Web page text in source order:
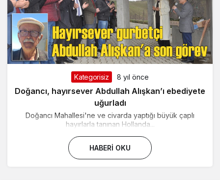
Kategorisiz 8 yıl önce
Doğancı, hayırsever Abdullah Alışkan’ı ebediyete
uğurladı
Doğancı Mahallesi'ne ve civarda yaptığı büyük çaplı
hayırlarla tanınan Hollanda...
HABERI OKU